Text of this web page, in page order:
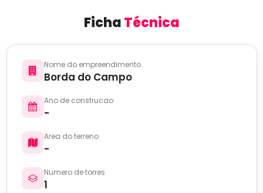
FichaTécnica
Nome do empreendimento
Borda do Campo
Ano de construcao
-
Area do terreno
-
Numero de torres
1